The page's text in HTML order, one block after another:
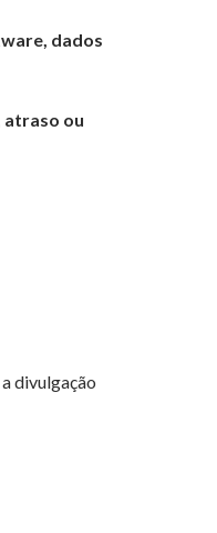
dados
atraso ou
divulgação